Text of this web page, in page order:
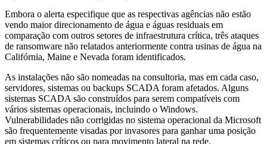
Embora o alerta especifique que as respectivas agências não estão
vendo maior direcionamento de água e águas residuais em
comparação com outros setores de infraestrutura crítica, três ataques
de ransomware não relatados anteriormente contra usinas de água na
Califórnia, Maine e Nevada foram identificados.
As instalações não são nomeadas na consultoria, mas em cada caso,
servidores, sistemas ou backups SCADA foram afetados. Alguns
sistemas SCADA são construídos para serem compatíveis com
vários sistemas operacionais, incluindo o Windows.
Vulnerabilidades não corrigidas no sistema operacional da Microsoft
são frequentemente visadas por invasores para ganhar uma posição
em sistemas críticos ou para movimento lateral na rede.